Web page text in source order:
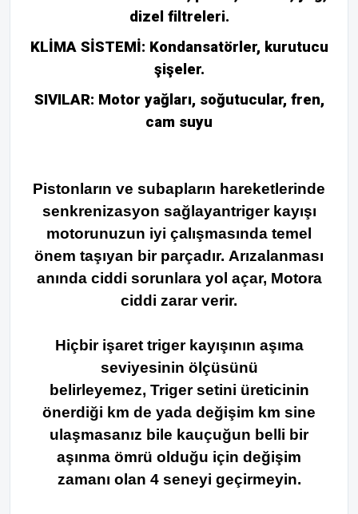
dizel filtreleri.
KLİMA SİSTEMİ: Kondansatörler, kurutucu
şişeler.
SIVILAR: Motor yağları, soğutucular, fren,
cam suyu
Pistonların ve subapların hareketlerinde
senkrenizasyon sağlayantriger kayışı
motorunuzun iyi çalışmasında temel
önem taşıyan bir parçadır. Arızalanması
anında ciddi sorunlara yol açar, Motora
ciddi zarar verir.
Hiçbir işaret triger kayışının aşıma
seviyesinin ölçüsünü
belirleyemez, Triger setini üreticinin
önerdiği km de yada değişim km sine
ulaşmasanız bile kauçuğun belli bir
aşınma ömrü olduğu için değişim
zamanı olan 4 seneyi geçirmeyin.